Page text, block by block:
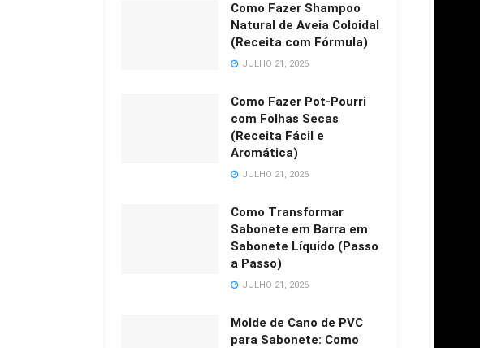
Como Fazer Shampoo
Natural de Aveia Coloidal
(Receita com Fórmula)
JULHO 21, 2026
Como Fazer Pot-Pourri
com Folhas Secas
(Receita Fácil e
Aromática)
JULHO 21, 2026
Como Transformar
Sabonete em Barra em
Sabonete Líquido (Passo
a Passo)
JULHO 21, 2026
Molde de Cano de PVC
para Sabonete: Como